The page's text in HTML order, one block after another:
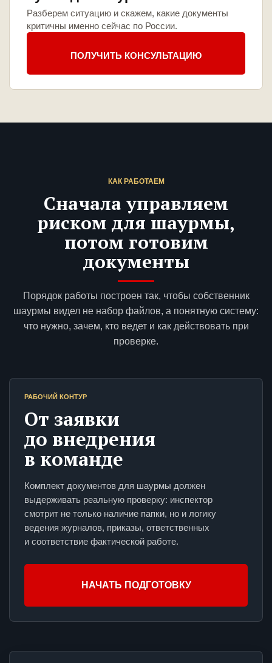
Разберем ситуацию и скажем, какие документы
критичны именно сейчас по России.
ПОЛУЧИТЬ КОНСУЛЬТАЦИЮ
КАК РАБОТАЕМ
Сначала управляем
риском для шаурмы,
потом готовим
документы
Порядок работы построен так, чтобы собственник
шаурмы видел не набор файлов, а понятную систему:
что нужно, зачем, кто ведет и как действовать при
проверке.
РАБОЧИЙ КОНТУР
От заявки
до внедрения
в команде
Комплект документов для шаурмы должен
выдерживать реальную проверку: инспектор
смотрит не только наличие папки, но и логику
ведения журналов, приказы, ответственных
и соответствие фактической работе.
НАЧАТЬ ПОДГОТОВКУ